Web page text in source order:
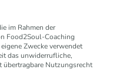
im Rahmen der
Food2Soul-Coaching
Zwecke verwendet
das unwiderrufliche,
Nutzungsrecht